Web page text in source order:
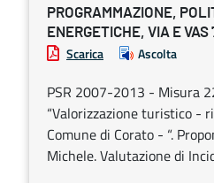
PROGRAMMAZIONE,
ENERGETICHE, VIA E
Scarica Ascolta
PSR 2007-2013 - Misura
“Valorizzazione turistico -
Comune di Corato - “.
Michele. Valutazione di